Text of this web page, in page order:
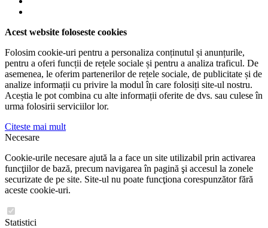
Acest website foloseste cookies
Folosim cookie-uri pentru a personaliza conținutul și anunțurile,
pentru a oferi funcții de rețele sociale și pentru a analiza traficul. De
asemenea, le oferim partenerilor de rețele sociale, de publicitate și de
analize informații cu privire la modul în care folosiți site-ul nostru.
Aceștia le pot combina cu alte informații oferite de dvs. sau culese în
urma folosirii serviciilor lor.
Citeste mai mult
Necesare
Cookie-urile necesare ajută la a face un site utilizabil prin activarea
funcţiilor de bază, precum navigarea în pagină şi accesul la zonele
securizate de pe site. Site-ul nu poate funcţiona corespunzător fără
aceste cookie-uri.
Statistici